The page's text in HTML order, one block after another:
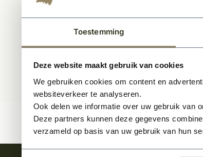
Toestemming
Deze website maakt gebruik van cookies
We gebruiken cookies om content en
websiteverkeer te analyseren.
Ook delen we informatie over uw gebruik van
Deze partners kunnen deze gegevens
verzameld op basis van uw gebruik van hun